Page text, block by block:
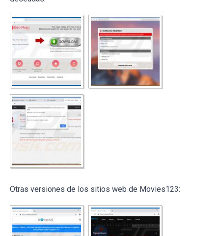
Otras versiones de los sitios web de Movies123: